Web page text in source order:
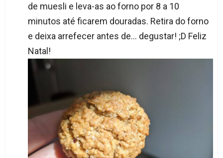
de muesli e leva-as ao forno por 8 a 10
minutos até ficarem douradas. Retira do forno
e deixa arrefecer antes de… degustar! ;D Feliz
Natal!